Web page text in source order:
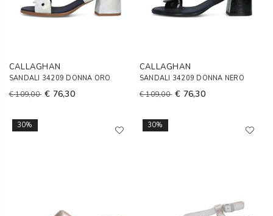
CALLAGHAN
SANDALI 34209 DONNA ORO
€ 109,00 € 76,30
CALLAGHAN
SANDALI 34209 DONNA NERO
€ 109,00 € 76,30
30% 30%